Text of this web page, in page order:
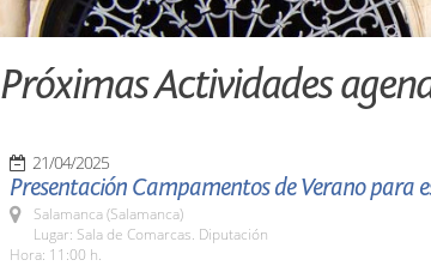
Próximas Actividades
21/04/2025
Presentación Campamentos de Verano para
Salamanca (Salamanca)
Lugar: Sala de Comarcas. Diputación
Hora: 11:00 h.